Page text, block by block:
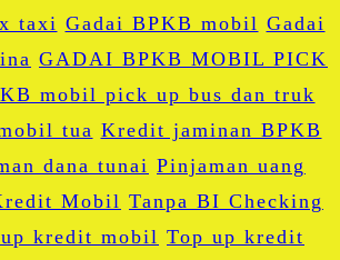
taxi Gadai BPKB mobil Gadai
GADAI BPKB MOBIL PICK
mobil pick up bus dan truk
tua Kredit jaminan BPKB
dana tunai Pinjaman uang
Mobil Tanpa BI Checking
kredit mobil Top up kredit